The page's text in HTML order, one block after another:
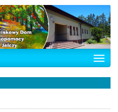
Toggle